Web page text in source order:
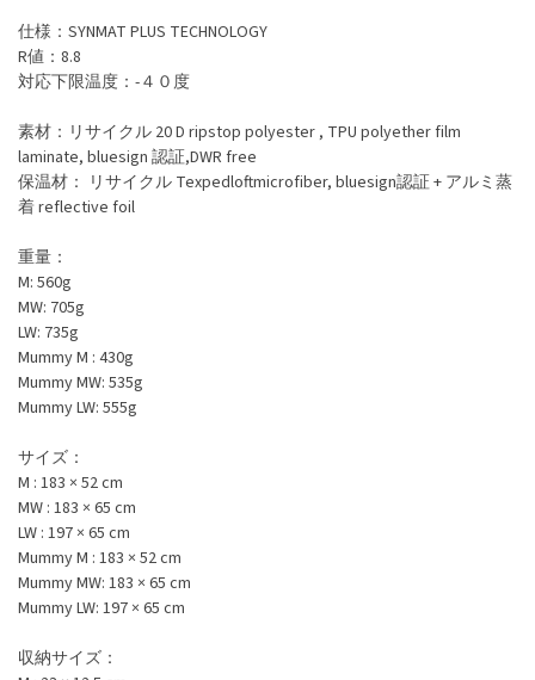
仕様：SYNMAT PLUS TECHNOLOGY
R値：8.8
対応下限温度：-４０度
素材：リサイクル 20 D ripstop polyester , TPU polyether film
laminate, bluesign 認証,DWR free
保温材： リサイクル Texpedloftmicrofiber, bluesign認証 + アルミ蒸
着 reflective foil
重量：
M: 560g
MW: 705g
LW: 735g
Mummy M : 430g
Mummy MW: 535g
Mummy LW: 555g
サイズ：
M : 183 × 52 cm
MW : 183 × 65 cm
LW : 197 × 65 cm
Mummy M : 183 × 52 cm
Mummy MW: 183 × 65 cm
Mummy LW: 197 × 65 cm
収納サイズ：